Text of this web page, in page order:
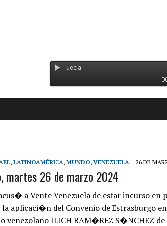
, LATINOAMÉRICA, MUNDO, VENEZUELA 26 DE
martes 26 de marzo 2024
a Vente Venezuela de estar incurso en
la aplicaci�n del Convenio de Estrasburgo
venezolano ILICH RAM�REZ S�NCHEZ